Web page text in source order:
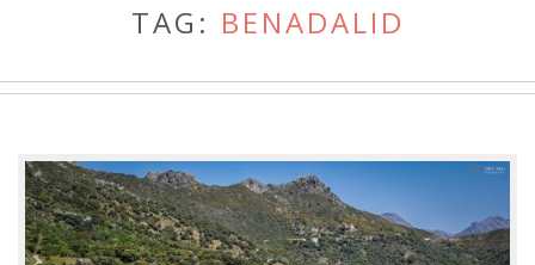
TAG: BENADALID